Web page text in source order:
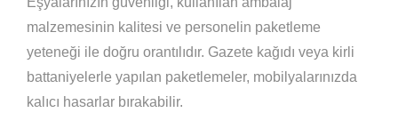
malzemesinin kalitesi ve personelin paketleme
yeteneği ile doğru orantılıdır. Gazete kağıdı veya kirli
battaniyelerle yapılan paketlemeler, mobilyalarınızda
kalıcı hasarlar bırakabilir.